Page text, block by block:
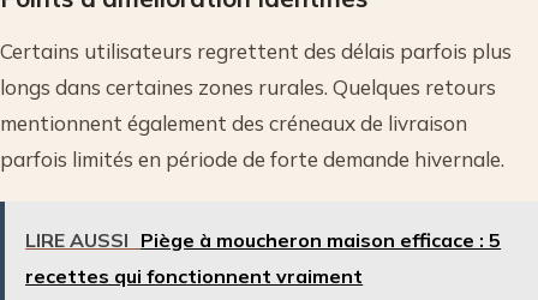
Certains utilisateurs regrettent des délais parfois plus
longs dans certaines zones rurales. Quelques retours
mentionnent également des créneaux de livraison
parfois limités en période de forte demande hivernale.
LIRE AUSSI Piège à moucheron maison efficace : 5
recettes qui fonctionnent vraiment